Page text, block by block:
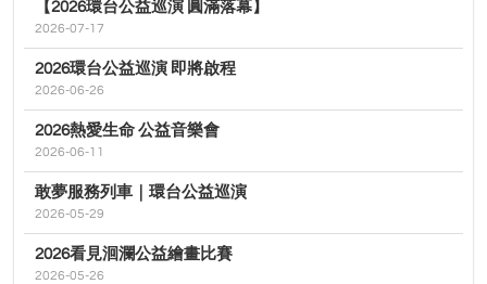
【2026環台公益巡演 圓滿落幕】
2026-07-17
2026環台公益巡演 即將啟程
2026-06-26
2026熱愛生命 公益音樂會
2026-06-11
敢夢服務列車｜環台公益巡演
2026-05-29
2026看見洄瀾公益繪畫比賽
2026-05-26